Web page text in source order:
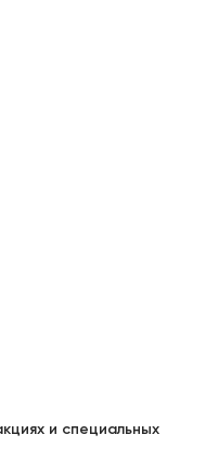
и специальных